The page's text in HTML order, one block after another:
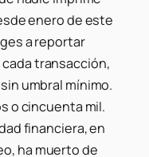
enero de este
a reportar
transacción,
umbral mínimo.
o cincuenta mil.
financiera, en
ha muerto de